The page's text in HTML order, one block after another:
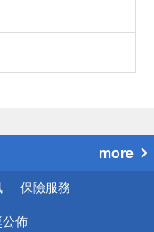
more
保險服務
佈